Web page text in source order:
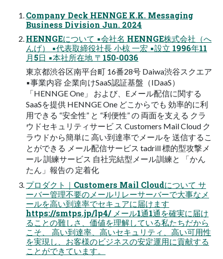
Company Deck HENNGE K.K. Messaging
Business Division Jun. 2024
HENNGEについて ▪会社名 HENNGE株式会社（へ
んげ） ▪代表取締役社長 小椋 一宏 ▪設立 1996年11
月5日 ▪本社所在地 〒150-0036
東京都渋谷区南平台町 16番28号 Daiwa渋谷スクエア
▪事業内容 企業向けSaaS認証基盤（IDaaS）
「HENNGE One」 および、Eメール配信に関する
SaaSを提供 HENNGE One どこからでも 効率的に利
用できる “安全性” と “利便性” の 両面を支える クラ
ウドセキュリティサービ ス Customers Mail Cloud ク
ラウドから簡単に 高い到達率でメールを 送信するこ
とができる メール配信サービス tadrill 標的型攻撃メ
ール 訓練サービス 自社完結型メール訓練と 「かん
たん」報告の 定着化
プロダクト｜Customers Mail Cloudについて サ
ーバー管理不要のメールリレーサーバーで⼤事なメ
ールを⾼い到達率でセキュアに届けます
https://smtps.jp/lp4/ メール1通1通を確実に届け
ることの難しさ、価値を理解している私たちだから
こそ、 ⾼い到達率、⾼いセキュリティ、⾼い可⽤性
を実現し、お客様のビジネスの安定運⽤に貢献する
ことができています。